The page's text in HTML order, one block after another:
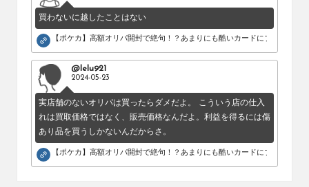
買わないに越したことはない
【ポケカ】高額オリパ開封で絶句！？あまりにも酷いカードにブチギレ。
@lelu921
2024-05-23
実店舗のないオリパは買ったらダメだよ。 こういう店の仕入
れは買取価格ではなく、販売価格なんだよ。利益を得るには傷
あり品を買うしかないんだからさ。
【ポケカ】高額オリパ開封で絶句！？あまりにも酷いカードにブチギレ。